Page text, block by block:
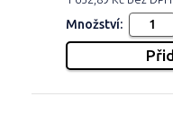
Množství: